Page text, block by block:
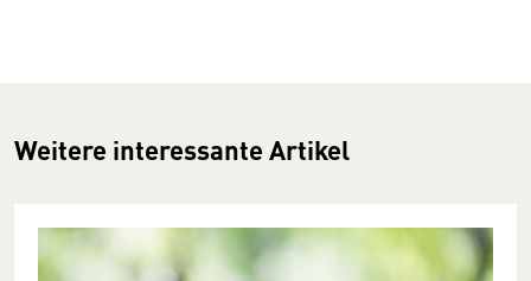
Weitere interessante Artikel